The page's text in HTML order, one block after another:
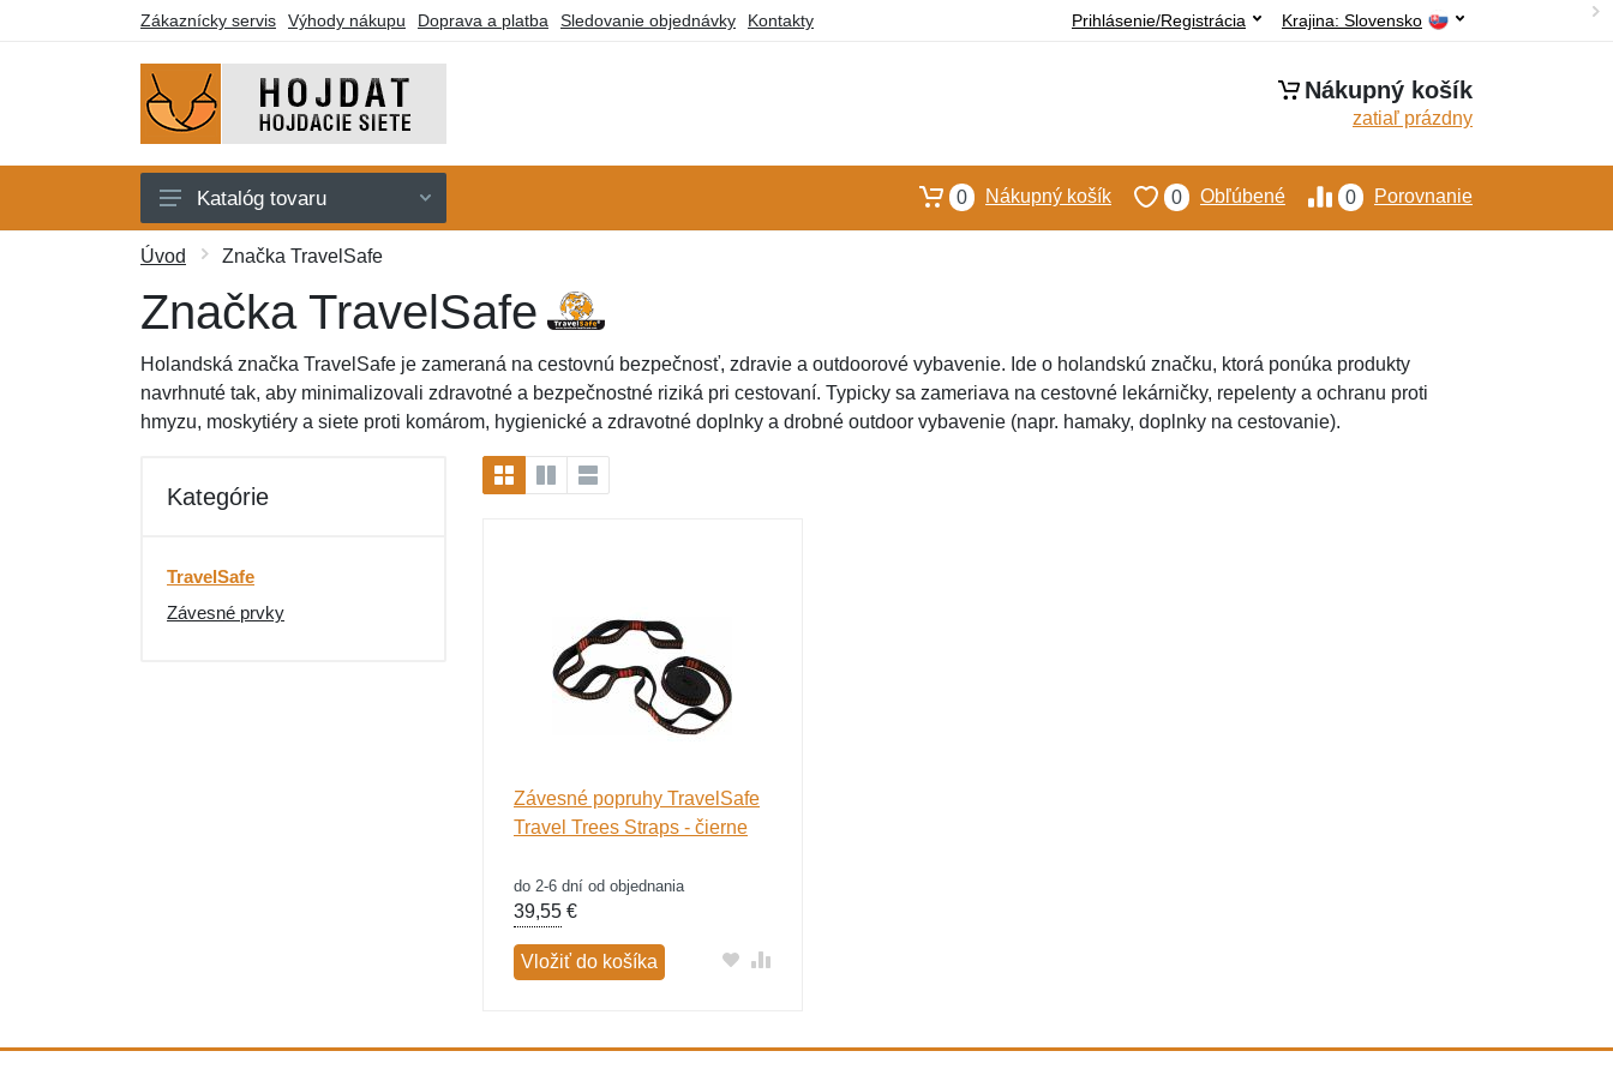
Zákaznícky servis Výhody nákupu Doprava a platba Sledovanie objednávky Kontakty Krajina: Slovensko
Prihlásenie/Registrácia
Nákupný košík
zatiaľ prázdny
Hojdacie siete
Hojdacie kreslá
Deky a lehátka
Montážne prvky
Výpredaj
Katalóg tovaru 0 Porovnanie
0 Obľúbené
0 Nákupný košík
Úvod Značka TravelSafe
Značka TravelSafe
Holandská značka TravelSafe je zameraná na cestovnú bezpečnosť, zdravie a outdoorové vybavenie. Ide o holandskú značku, ktorá ponúka produkty
navrhnuté tak, aby minimalizovali zdravotné a bezpečnostné riziká pri cestovaní. Typicky sa zameriava na cestovné lekárničky, repelenty a ochranu proti
hmyzu, moskytiéry a siete proti komárom, hygienické a zdravotné doplnky a drobné outdoor vybavenie (napr. hamaky, doplnky na cestovanie).
Kategórie
TravelSafe
Závesné prvky
Závesné popruhy TravelSafe
Travel Trees Straps - čierne
do 2-6 dní od objednania
39,55 €
Vložiť do košíka